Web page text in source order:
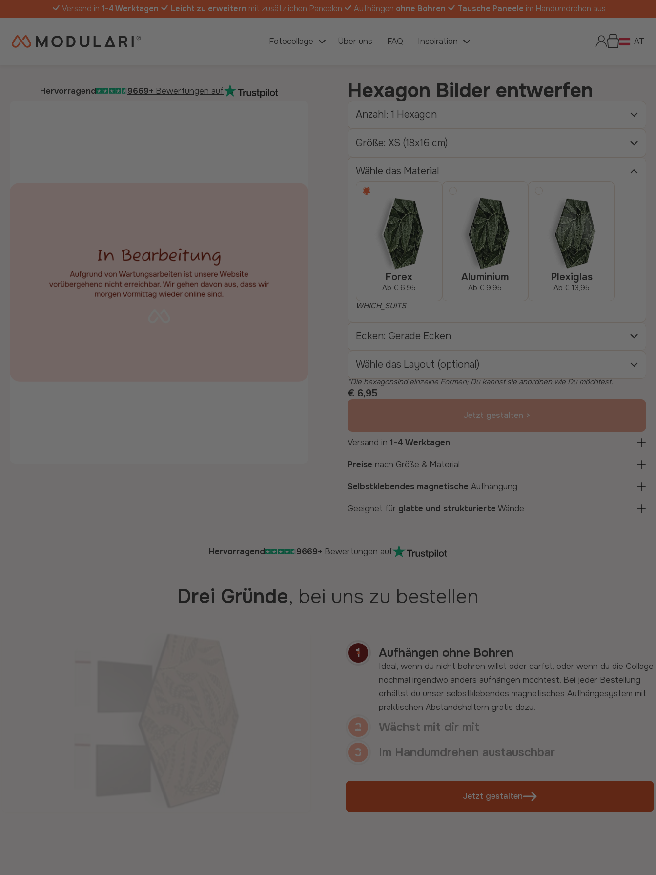
Versand in 1-4 Werktagen Leicht zu erweitern mit zusätzlichen Paneelen Aufhängen ohne Bohren Tausche Paneele im Handumdrehen aus
Fotocollage Über uns FAQ Inspiration AT
Hervorragend 9669+ Bewertungen auf Hexagon Bilder entwerfen
Anzahl: 1 Hexagon
größe: XS (18x16 cm)
Wähle das Material
Forex
Ab € 6,95
Aluminium
Ab € 9,95
Plexiglas
Ab € 13,95
WHICH_SUITS
Ecken: Gerade Ecken
Wähle das Layout (optional)
Die hexagonsind einzelne Formen; Du kannst sie anordnen wie Du möchtest.
€ 6,95
Jetzt gestalten >
Versand in 1-4 Werktagen
Preise nach Größe & Material
Selbstklebendes magnetische Aufhängung
Geeignet für glatte und strukturierte Wände
Hervorragend 9669+ Bewertungen auf
Drei Gründe, bei uns zu bestellen
1 Aufhängen ohne Bohren
Wächst mit dir mit
Für den Fall, dass dein kleiner Liebling längst kein Kleinkind mehr ist.
Oder wenn du deine Collage an die Jahreszeiten anpassen willst oder
kannst du die Elemente im Handumdrehen austauschen.
3 Im Handumdrehen austauschbar
Jetzt gestalten